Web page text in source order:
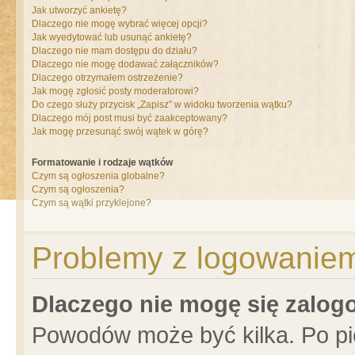
Jak utworzyć ankietę?
Dlaczego nie mogę wybrać więcej opcji?
Jak wyedytować lub usunąć ankietę?
Dlaczego nie mam dostępu do działu?
Dlaczego nie mogę dodawać załączników?
Dlaczego otrzymałem ostrzeżenie?
Jak mogę zgłosić posty moderatorowi?
Do czego służy przycisk „Zapisz” w widoku tworzenia wątku?
Dlaczego mój post musi być zaakceptowany?
Jak mogę przesunąć swój wątek w górę?
Formatowanie i rodzaje wątków
Czym są ogłoszenia globalne?
Czym są ogłoszenia?
Czym są wątki przyklejone?
Problemy z
Dlaczego nie mogę się
Powodów może być kilka. Po